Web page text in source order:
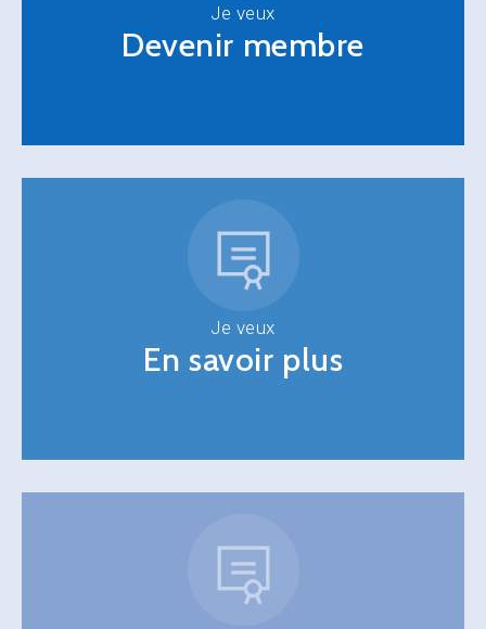
Je veux
Devenir membre
Je veux
En savoir plus